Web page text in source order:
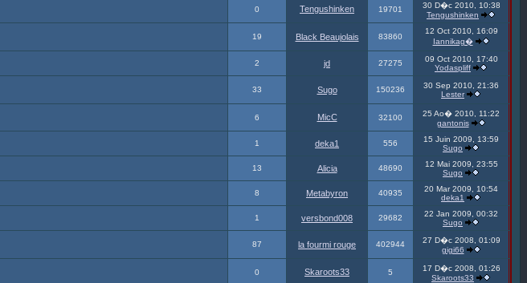
0 Tengushinken 19701
30 D�c 2010, 10:38
Tengushinken
19 Black Beaujolais 83860
12 Oct 2010, 16:09
Iannikag�
2 jd 27275
09 Oct 2010, 17:40
Yodaspliff
33 Sugo 150236
30 Sep 2010, 21:36
Lester
6 MicC 32100
25 Ao� 2010, 11:22
gantonis
1 deka1 556
15 Juin 2009, 13:59
Sugo
13 Alicia 48690
12 Mai 2009, 23:55
Sugo
8 Metabyron 40935
20 Mar 2009, 10:54
deka1
1 versbond008 29682
22 Jan 2009, 00:32
Sugo
87 la fourmi rouge 402944
27 D�c 2008, 01:09
gigi66
0 Skaroots33 5
17 D�c 2008, 01:26
Skaroots33